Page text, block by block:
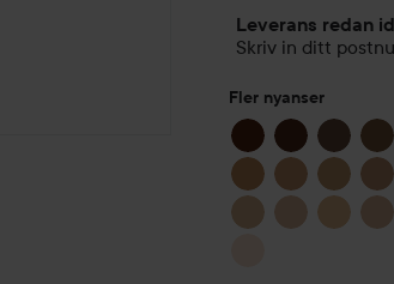
Leverans redan
Skriv in ditt
Fler nyanser